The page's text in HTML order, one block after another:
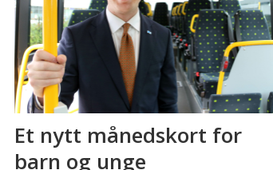
Et nytt månedskort for
barn og unge